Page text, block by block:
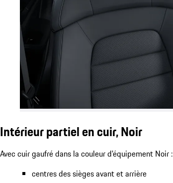
Intérieur partiel en cuir, Noir
Avec cuir gaufré dans la couleur d'équipement Noir :
centres des sièges avant et arrière